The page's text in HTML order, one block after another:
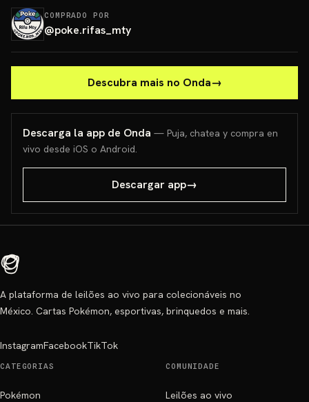
COMPRADO POR
@poke.rifas_mty
Descubra mais no Onda→
Descarga la app de Onda — Puja, chatea y compra en
vivo desde iOS o Android.
Descargar app→
A plataforma de leilões ao vivo para colecionáveis no
México. Cartas Pokémon, esportivas, brinquedos e mais.
InstagramFacebookTikTok
CATEGORIAS
Pokémon
COMUNIDADE
Leilões ao vivo